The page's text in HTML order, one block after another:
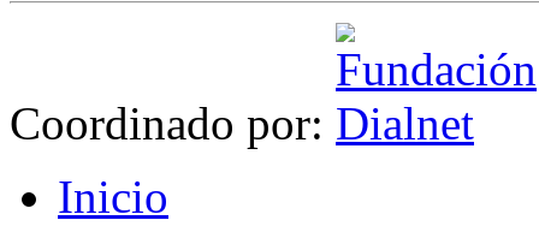
Coordinado por:
Inicio